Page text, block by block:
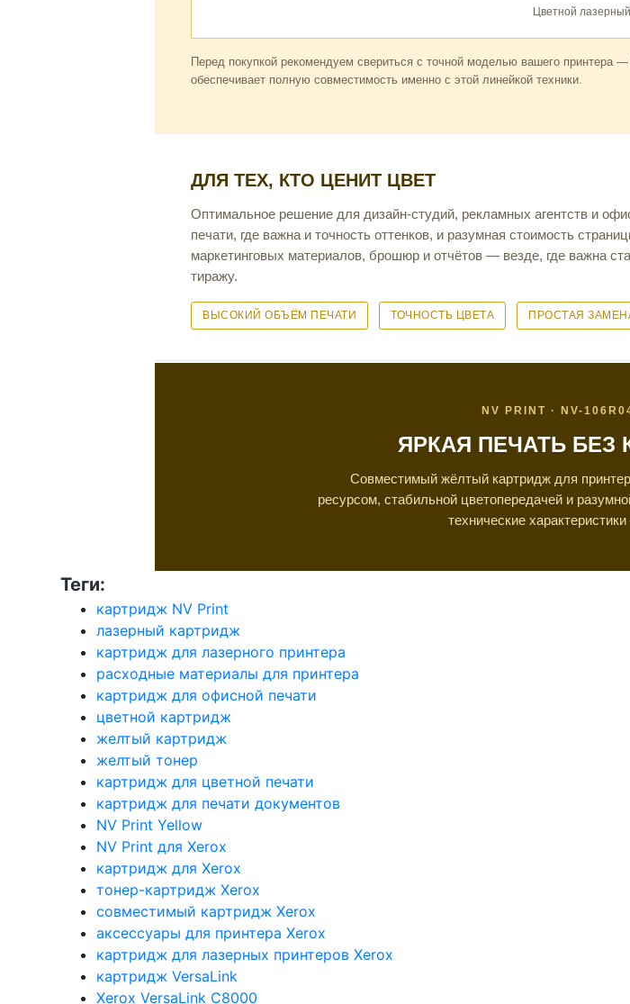
Цветной
Перед покупкой рекомендуем свериться с точной моделью вашего принтера
обеспечивает полную совместимость именно с этой линейкой техники.
ДЛЯ ТЕХ, КТО ЦЕНИТ ЦВЕТ
Оптимальное решение для дизайн-студий, рекламных агентств и
печати, где важна и точность оттенков, и разумная стоимость
маркетинговых материалов, брошюр и отчётов — везде, где важна
тиражу.
ВЫСОКИЙ ОБЪЁМ ПЕЧАТИ ТОЧНОСТЬ ЦВЕТА ПРОСТАЯ
NV PRINT · NV-
ЯРКАЯ ПЕЧАТЬ
Совместимый жёлтый картридж для
ресурсом, стабильной цветопередачей и
технические
Теги:
картридж NV Print
лазерный картридж
картридж для лазерного принтера
расходные материалы для принтера
картридж для офисной печати
цветной картридж
желтый картридж
желтый тонер
картридж для цветной печати
картридж для печати документов
NV Print Yellow
NV Print для Xerox
картридж для Xerox
тонер-картридж Xerox
совместимый картридж Xerox
аксессуары для принтера Xerox
картридж для лазерных принтеров Xerox
картридж VersaLink
Xerox VersaLink C8000